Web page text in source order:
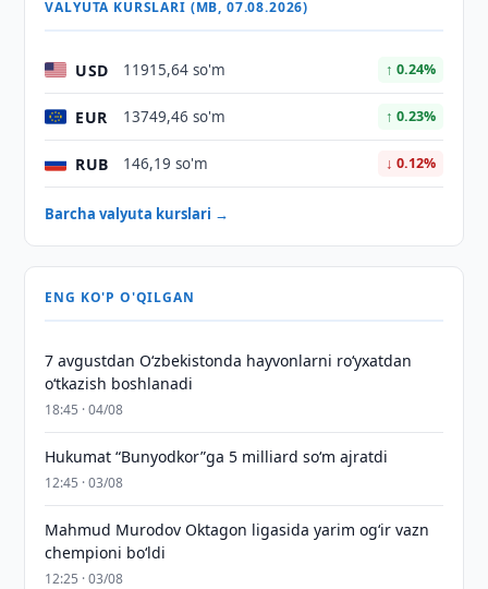
VALYUTA KURSLARI (MB, 07.08.2026)
USD 11915,64 so'm ↑ 0.24%
EUR 13749,46 so'm ↑ 0.23%
RUB 146,19 so'm ↓ 0.12%
Barcha valyuta kurslari →
ENG KO'P O'QILGAN
7 avgustdan O‘zbekistonda hayvonlarni ro‘yxatdan
o‘tkazish boshlanadi
18:45 · 04/08
Hukumat “Bunyodkor”ga 5 milliard so‘m ajratdi
12:45 · 03/08
Mahmud Murodov Oktagon ligasida yarim og‘ir vazn
chempioni bo‘ldi
12:25 · 03/08